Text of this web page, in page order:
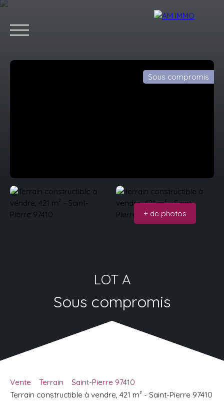
Estimation Demander un rappel
Sous compromis
+ de photos
LOT A
Sous compromis
Vente Terrain
Saint-Pierre 97410
Terrain constructible à vendre, 421 m² - Saint-Pierre 97410